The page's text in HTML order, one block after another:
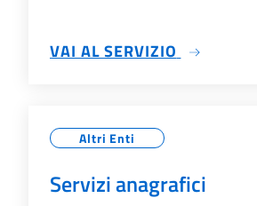
VAI AL SERVIZIO SU ATTI
Altri Enti
Servizi anagrafici